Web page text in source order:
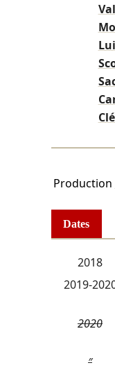
Production
Dates
2018
2019-
2020
″